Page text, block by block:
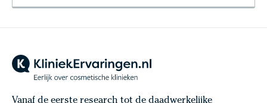
Vanaf de eerste research tot de daadwerkelijke